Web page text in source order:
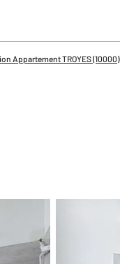
Appartement TROYES (10000)